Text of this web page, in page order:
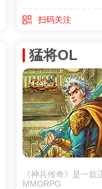
扫码关注
猛将OL
《神兵传奇》是一
MMORPG